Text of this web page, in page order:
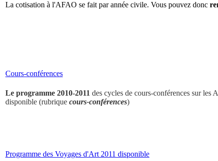
La cotisation à l'AFAO se fait par année civile. Vous pouvez donc
Cours-conférences
Le programme 2010-2011 des cycles de cours-conférences sur
disponible (rubrique cours-conférences)
Programme des Voyages d'Art 2011 disponible